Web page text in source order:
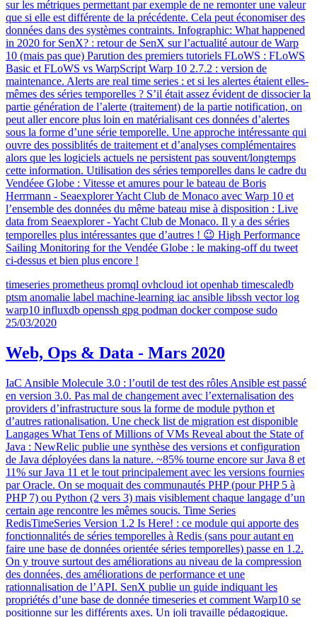
sur les métriques permettant par exemple de ne remonter une valeur
que si elle est différente de la précédente. Cela peut économiser des
données dans des systèmes contraints. Infographic: What happened
in 2020 for SenX? : retour de SenX sur l’actualité autour de Warp
10 (mais pas que) Parution des premiers tutoriels FLoWS : FLoWS
Basic et FLoWS vs WarpScript Warp 10 2.7.2 : version de
maintenance. Alerts are real time series : et si les alertes étaient elles-
mêmes des séries temporelles ? S’il était assez évident de dissocier la
partie génération de l’alerte (traitement) de la partie notification, on
peut aller encore plus loin en matérialisant ces données d’alertes
sous la forme d’une série temporelle. Une approche intéressante qui
ouvre des possiblités de traitement et d’analyses complémentaires
alors que les logiciels actuels ne persistent pas souvent/longtemps
cette information. Utilisation des séries temporelles dans le cadre du
Vendéee Globe : Vitesse et amures pour le bateau de Boris
Herrmann - Seaexplorer Yacht Club de Monaco avec Warp 10 et
l’ensemble des données du même bateau mise à disposition : Live
data from Seaexplorer - Yacht Club de Monaco. Il y a des séries
temporelles plus intéressantes que d’autres ! 😉 High Performance
Sailing Monitoring for the Vendée Globe : le making-off du tweet
ci-dessus et bien plus encore !
timeseries prometheus promql ovhcloud iot openhab timescaledb
ptsm anomalie label machine-learning iac ansible libssh vector log
warp10 influxdb openssh gpg podman docker compose sudo
25/03/2020
Web, Ops & Data - Mars 2020
IaC Ansible Molecule 3.0 : l’outil de test des rôles Ansible est passé
en version 3.0. Pas mal de changement avec l’externalisation des
providers d’infrastructure sous la forme de module python et
d’autres rationalisation. Une check list de migration est disponible
Langages What Tens of Millions of VMs Reveal about the State of
Java : NewRelic publie une synthèse des versions et configuration
de Java déployées dans la nature. ~85% tourne encore sur Java 8 et
11% sur Java 11 et le tout principalement avec les versions fournies
par Oracle. On se moquait des communautés PHP (pour PHP 5 à
PHP 7) ou Python (2 vers 3) mais visiblement chaque langage d’un
certain age rencontre les mêmes soucis. Time Series
RedisTimeSeries Version 1.2 Is Here! : ce module qui apporte des
fonctionnalités de séries temporelles à Redis (sans pour autant en
faire une base de données orientée séries temporelles) passe en 1.2.
On y trouve surtout des améliorations au niveau de la compression
des données, des améliorations de performance et une
rationnalisation de l’API. SenX publie un guide indiquant les
propriétés d’une base de donnée timeseries et comment Warp10 se
positionne sur les différents axes. Un joli travaille pédagogique.